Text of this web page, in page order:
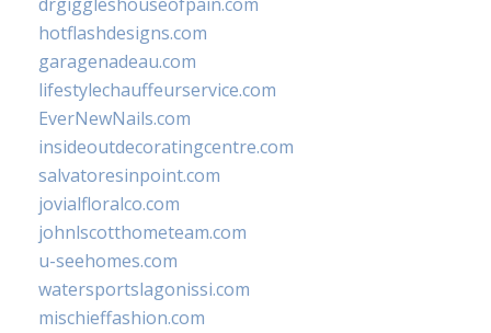
hotflashdesigns.com
garagenadeau.com
lifestylechauffeurservice.com
EverNewNails.com
insideoutdecoratingcentre.com
salvatoresinpoint.com
jovialfloralco.com
johnlscotthometeam.com
u-seehomes.com
watersportslagonissi.com
mischieffashion.com